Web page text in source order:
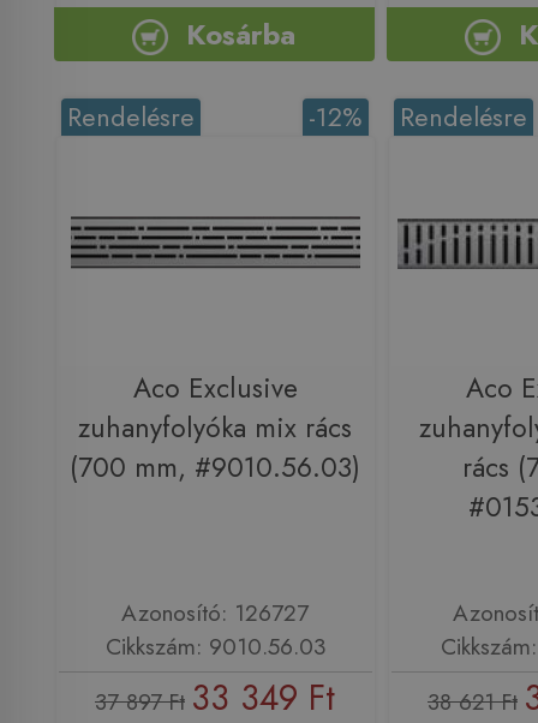
Kosárba
-12%
Rendelésre
Aco Exclusive
zuhanyfolyóka mix rács
(700 mm, #9010.56.03)
Azonosító: 126727
Cikkszám: 9010.56.03
37 897 Ft 33 349 Ft
Rendelésre
Aco
rács
38 621 Ft